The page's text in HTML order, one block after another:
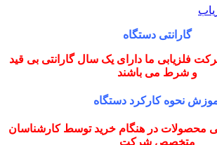
گارانتی دستگاه
فلزیابی ما دارای یک سال گارانتی بی قید
و شرط می باشند
نحوه کارکرد دستگاه
محصولات در هنگام خرید توسط کارشناسان
متخصص شرکت